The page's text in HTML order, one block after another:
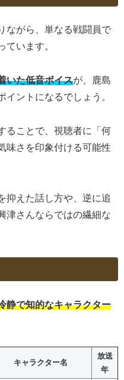
ながら、単なる戦闘員で
ています。
いた低音ボイスが、鹿島
ントになるでしょう。
ることで、視聴者に「何
味さを印象付ける可能性
抑えた話し方や、逆に追
津さんならではの繊細な
静で知的なキャラクター
キャラクター名
放送
年